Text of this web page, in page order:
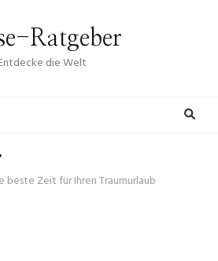
Ratgeber
die Welt
beste Zeit für Ihren Traumurlaub